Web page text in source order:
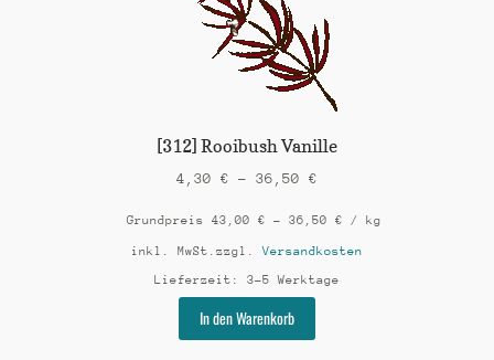
können
auf
der
Produktseite
gewählt
werden
[312] Rooibush Vanille
4,30 € – 36,50 €
Grundpreis 43,00 € – 36,50 € / kg
inkl. MwSt. zzgl.Versandkosten
Lieferzeit: 3-5 Werktage
In den Warenkorb